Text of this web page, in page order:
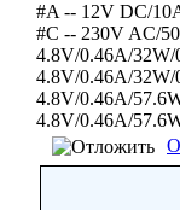
#A -- 12V DC/
#C -- 230V AC/
4.8V/0.46A/32W/
4.8V/0.46A/32W/
4.8V/0.46A/
4.8V/0.46A/